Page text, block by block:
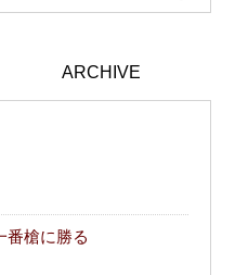
ARCHIVE
番槍に勝る